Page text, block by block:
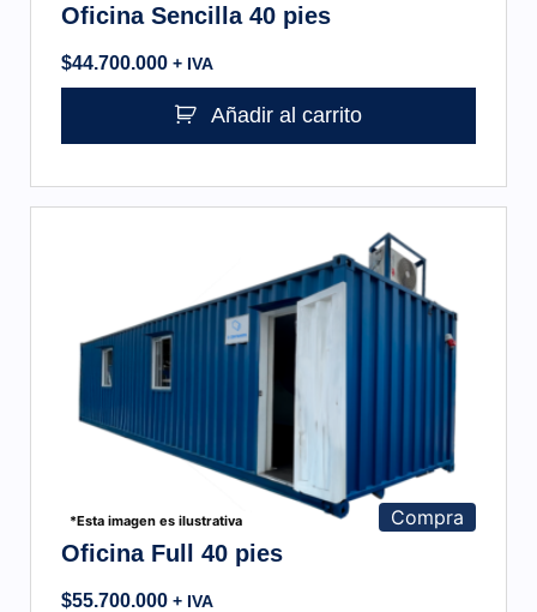
Oficina Sencilla 40 pies
$44.700.000 + IVA
Añadir al carrito
*Esta imagen es ilustrativa Compra
Oficina Full 40 pies
$55.700.000 + IVA